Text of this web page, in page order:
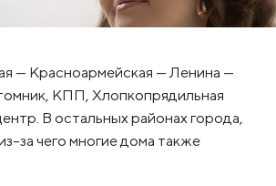
— Красноармейская — Ленина —
КПП, Хлопкопрядильная
В остальных районах города,
за чего многие дома также